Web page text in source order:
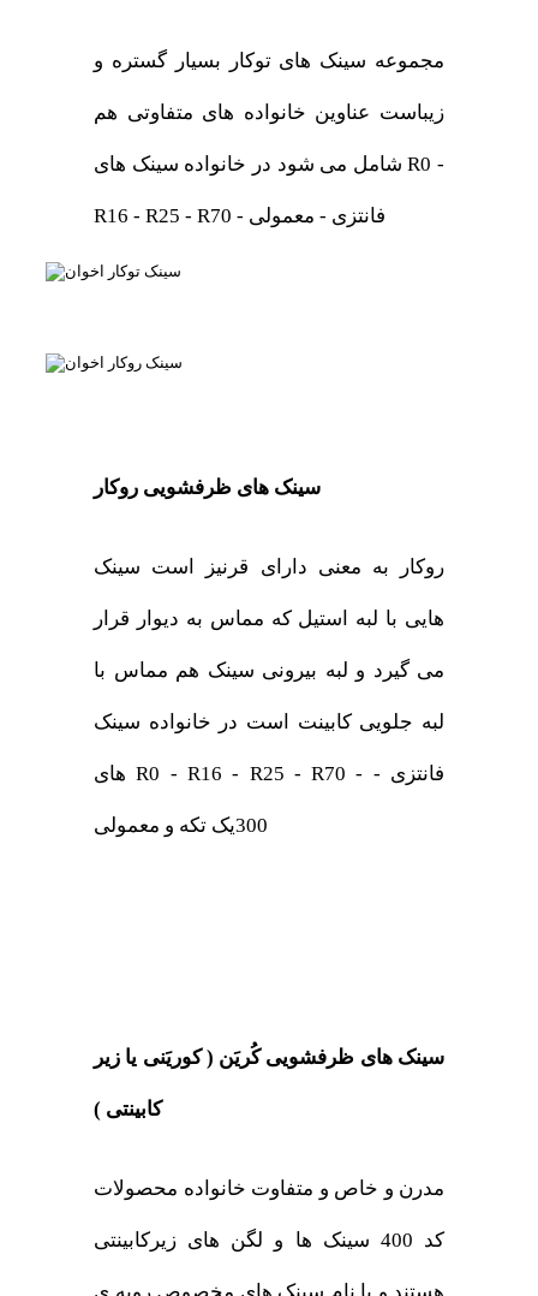
مجموعه سینک های توکار بسیار گستره و
زیباست عناوین خانواده های متفاوتی هم
شامل می شود در خانواده سینک های R0 -
R16 - R25 - R70 - فانتزی - معمولی
سینک های ظرفشویی روکار
روکار به معنی دارای قرنیز است سینک
هایی با لبه استیل که مماس به دیوار قرار
می گیرد و لبه بیرونی سینک هم مماس با
لبه جلویی کابینت است در خانواده سینک
های R0 - R16 - R25 - R70 - فانتزی -
300یک تکه و معمولی
سینک های ظرفشویی کُریَن ( کوریَنی یا زیر
کابینتی )
مدرن و خاص و متفاوت خانواده محصولات
کد 400 سینک ها و لگن های زیرکابینتی